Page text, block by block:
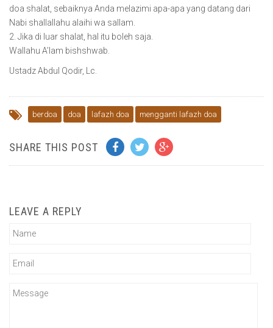
doa shalat, sebaiknya Anda melazimi apa-apa yang datang dari
Nabi shallallahu alaihi wa sallam.
2. Jika di luar shalat, hal itu boleh saja.
Wallahu A’lam bishshwab.
Ustadz Abdul Qodir, Lc.
berdoa doa lafazh doa mengganti lafazh doa
SHARE THIS POST
LEAVE A REPLY